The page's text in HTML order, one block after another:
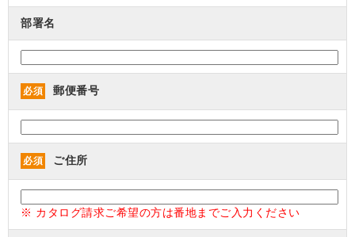
部署名
必須 郵便番号
必須 ご住所
※ カタログ請求ご希望の方は番地までご入力ください